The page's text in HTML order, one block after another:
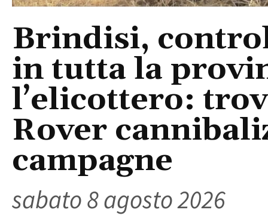
Brindisi,
in tutta la
l’elicottero:
Rover
campagne
sabato 8 agosto 2026